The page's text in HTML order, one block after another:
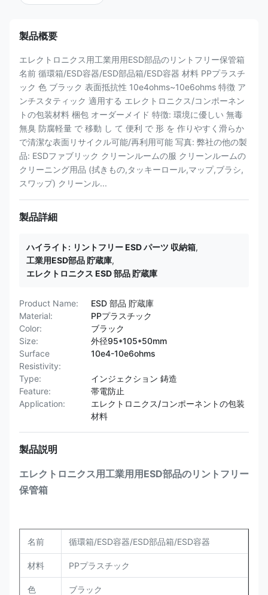
製品概要
エレクトロニクス用工業用用ESD部品のリントフリー保管箱
名前 循環箱/ESD容器/ESD部品箱/ESD容器 材料 PPプラスチ
ック 色 ブラック 表面抵抗性 10e4ohms~10e6ohms 特徴 ア
ンチスタティック 適用する エレクトロニクス/コンポーネン
トの包装材料 梱包 オーダーメイド 特徴: 環境に優しい 無毒
無臭 防腐軽量 で 移動 し て 便利 で 形 を 作りやすく滑らか
で清潔な表面リサイクル可能/再利用可能 写真: 弊社の他の製
品: ESDファブリック クリーンルームの服 クリーンルームの
クリーニング用品 (拭きもの,タッキーロール,マップ,ブラシ,
スワップ) クリーンル...
製品詳細
ハイライト: リントフリー ESD パーツ 収納箱,
工業用ESD部品 貯蔵庫,
エレクトロニクス ESD 部品 貯蔵庫
Product Name:
ESD 部品 貯蔵庫
Material:
PPプラスチック
Color:
ブラック
Size:
外径95*105*50mm
Surface
Resistivity:
10e4-10e6ohms
Type:
インジェクション 鋳造
Feature:
帯電防止
Application:
エレクトロニクス/コンポーネントの包装
材料
製品説明
エレクトロニクス用工業用用ESD部品のリントフリー
保管箱
名前 循環箱/ESD容器/ESD部品箱/ESD容器
材料 PPプラスチック
色 ブラック